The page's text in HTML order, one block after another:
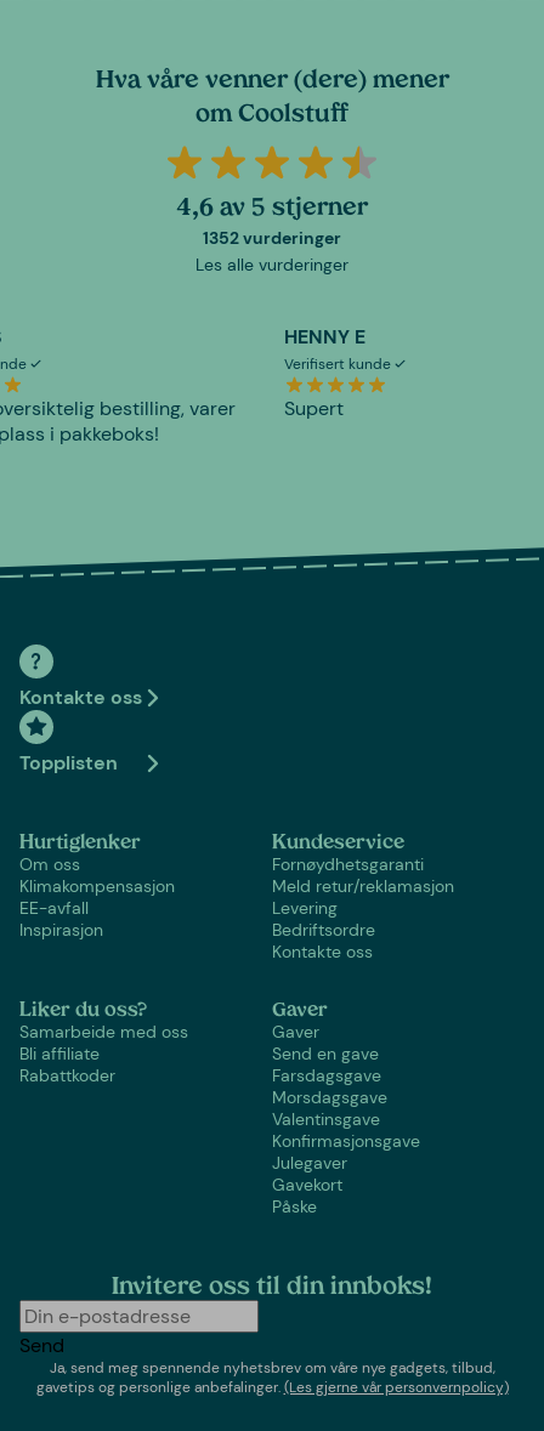
Hva våre venner (dere) mener
om Coolstuff
4,6 av 5 stjerner
1352 vurderinger
Les alle vurderinger
bestilling, varer
i pakkeboks!
HENNY E
Verifisert kunde
Supert
Kontakte oss
Topplisten
Hurtiglenker
Om oss
Klimakompensasjon
EE-avfall
Inspirasjon
Kundeservice
Fornøydhetsgaranti
Meld retur/reklamasjon
Levering
Bedriftsordre
Kontakte oss
Liker du oss?
Samarbeide med oss
Bli affiliate
Rabattkoder
Gaver
Gaver
Send en gave
Farsdagsgave
Morsdagsgave
Valentinsgave
Konfirmasjonsgave
Julegaver
Gavekort
Påske
Invitere oss til din innboks!
Send
Ja, send meg spennende nyhetsbrev om våre nye gadgets, tilbud,
gavetips og personlige anbefalinger.(Les gjerne vår personvernpolicy)